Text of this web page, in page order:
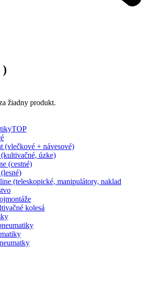
)
žiadny produkt.
TOP
(vlečkové + návesové)
úzke)
(cestné)
(teleskopické, manipulátory, naklad
kolesá